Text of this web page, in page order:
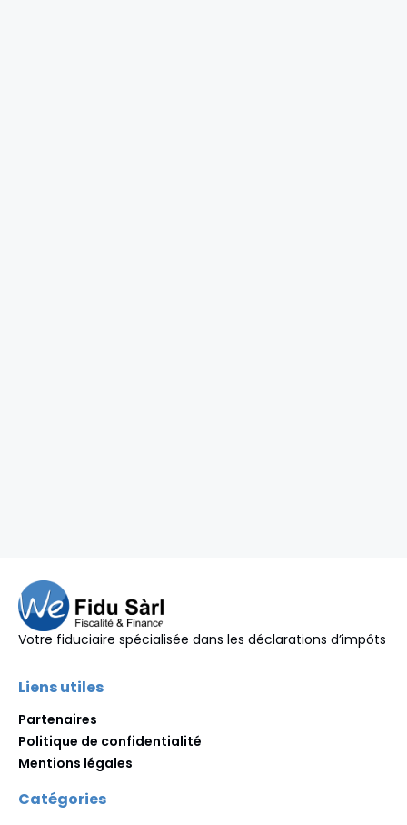
Votre fiduciaire spécialisée dans les déclarations d’impôts
Liens utiles
Partenaires
Politique de confidentialité
Mentions légales
Catégories